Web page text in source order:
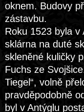
oknem. Budovy
zástavbu.
Roku 1523 byla v
sklárna na duté
skleněné kuličky
Fuchs ze
Tiegel“, volně
pravděpodobně
byl v Antýglu